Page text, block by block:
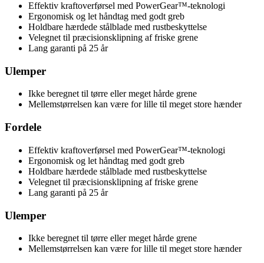
Effektiv kraftoverførsel med PowerGear™-teknologi
Ergonomisk og let håndtag med godt greb
Holdbare hærdede stålblade med rustbeskyttelse
Velegnet til præcisionsklipning af friske grene
Lang garanti på 25 år
Ulemper
Ikke beregnet til tørre eller meget hårde grene
Mellemstørrelsen kan være for lille til meget store hænder
Fordele
Effektiv kraftoverførsel med PowerGear™-teknologi
Ergonomisk og let håndtag med godt greb
Holdbare hærdede stålblade med rustbeskyttelse
Velegnet til præcisionsklipning af friske grene
Lang garanti på 25 år
Ulemper
Ikke beregnet til tørre eller meget hårde grene
Mellemstørrelsen kan være for lille til meget store hænder